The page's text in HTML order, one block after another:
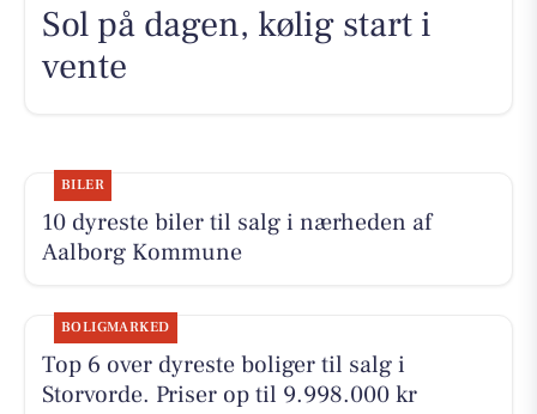
Sol på dagen, kølig start i
vente
BILER
10 dyreste biler til salg i nærheden af
Aalborg Kommune
BOLIGMARKED
Top 6 over dyreste boliger til salg i
Storvorde. Priser op til 9.998.000 kr